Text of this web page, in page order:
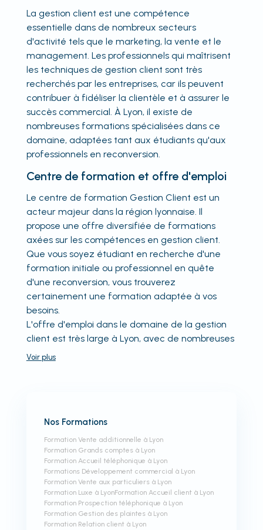
La gestion client est une compétence
essentielle dans de nombreux secteurs
d'activité tels que le marketing, la vente et le
management. Les professionnels qui maîtrisent
les techniques de gestion client sont très
recherchés par les entreprises, car ils peuvent
contribuer à fidéliser la clientèle et à assurer le
succès commercial. À Lyon, il existe de
nombreuses formations spécialisées dans ce
domaine, adaptées tant aux étudiants qu'aux
professionnels en reconversion.
Centre de formation et offre d'emploi
Le centre de formation Gestion Client est un
acteur majeur dans la région lyonnaise. Il
propose une offre diversifiée de formations
axées sur les compétences en gestion client.
Que vous soyez étudiant en recherche d'une
formation initiale ou professionnel en quête
d'une reconversion, vous trouverez
certainement une formation adaptée à vos
besoins.
L'offre d'emploi dans le domaine de la gestion
client est très large à Lyon, avec de nombreuses
Voir plus
Nos Formations
Formation Vente additionnelle à Lyon
Formation Grands comptes à Lyon
Formation Accueil téléphonique à Lyon
Formations Développement commercial à Lyon
Formation Vente aux particuliers à Lyon
Formation Luxe à LyonFormation Accueil client à Lyon
Formation Prospection téléphonique à Lyon
Formation Gestion des plaintes à Lyon
Formation Relation client à Lyon